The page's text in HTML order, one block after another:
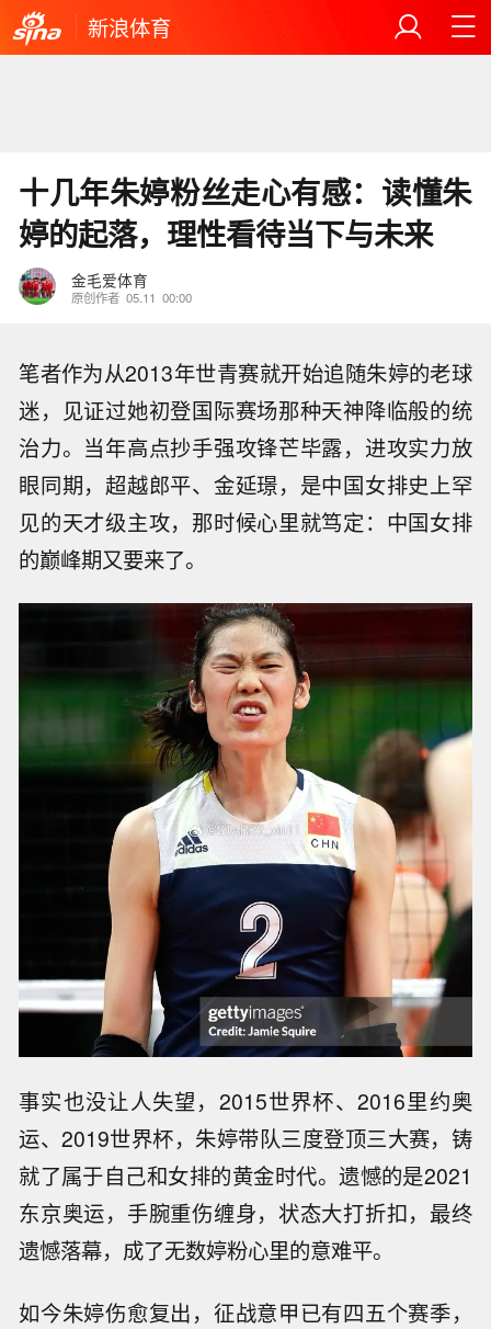
新浪体育
十几年朱婷粉丝走心有感：读懂朱
婷的起落，理性看待当下与未来
金毛爱体育
原创作者 05.11 00:00
笔者作为从2013年世青赛就开始追随朱婷的老球
迷，见证过她初登国际赛场那种天神降临般的统
治力。当年高点抄手强攻锋芒毕露，进攻实力放
眼同期，超越郎平、金延璟，是中国女排史上罕
见的天才级主攻，那时候心里就笃定：中国女排
的巅峰期又要来了。
事实也没让人失望，2015世界杯、2016里约奥
运、2019世界杯，朱婷带队三度登顶三大赛，铸
就了属于自己和女排的黄金时代。遗憾的是2021
东京奥运，手腕重伤缠身，状态大打折扣，最终
遗憾落幕，成了无数婷粉心里的意难平。
如今朱婷伤愈复出，征战意甲已有四五个赛季，